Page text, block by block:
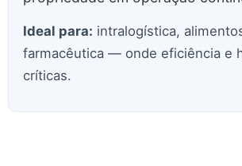
Ideal para: intralogística,
farmacêutica — onde eficiência e
críticas.